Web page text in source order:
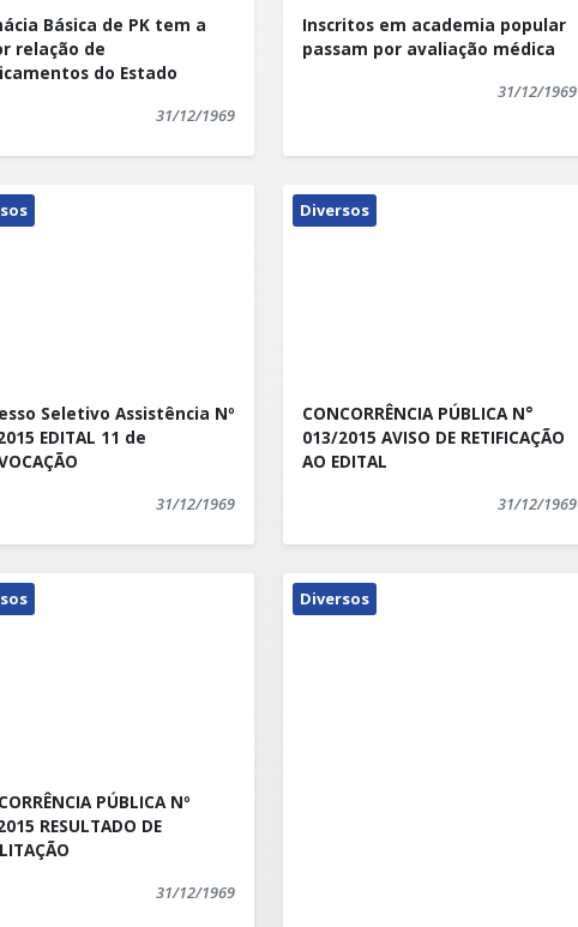
R$ 2 milhões em cursos de
nossos moradores
Outros cursos
de pêlos, virilha e axilas,
Básica de PK tem a
relação de
do Estado
31/12/1969
Inscritos em academia popular
passam por avaliação médica
31/12/1969
Seletivo Assistência Nº
EDITAL 11 de
31/12/1969
Diversos
CONCORRÊNCIA PÚBLICA N°
013/2015 AVISO DE RETIFICAÇÃO
AO EDITAL
31/12/1969
PÚBLICA Nº
DE
31/12/1969
Diversos